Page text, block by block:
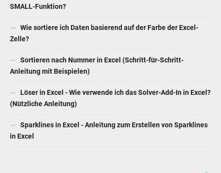
SMALL-Funktion?
Wie sortiere ich Daten basierend auf der Farbe der Excel-
Zelle?
Sortieren nach Nummer in Excel (Schritt-für-Schritt-
Anleitung mit Beispielen)
Löser in Excel - Wie verwende ich das Solver-Add-In in Excel?
(Nützliche Anleitung)
Sparklines in Excel - Anleitung zum Erstellen von Sparklines
in Excel